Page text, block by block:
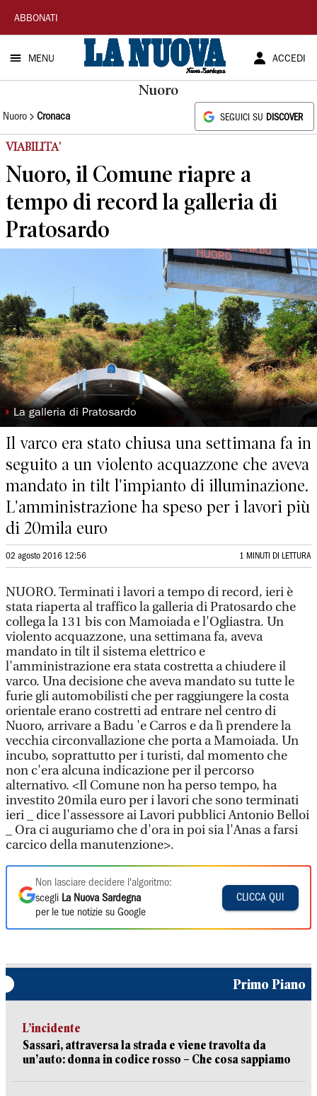
La
Nuova
Sardegna
ABBONATI
MENU ACCEDI
Nuoro
Nuoro Cronaca SEGUICI SU DISCOVER
VIABILITA'
Nuoro, il Comune riapre a
tempo di record la galleria di
Pratosardo
◗ La galleria di Pratosardo
Il varco era stato chiusa una settimana fa in
seguito a un violento acquazzone che aveva
mandato in tilt l'impianto di illuminazione.
L'amministrazione ha speso per i lavori più
di 20mila euro
02 agosto 2016 12:56 1 MINUTI DI LETTURA
NUORO. Terminati i lavori a tempo di record, ieri è
stata riaperta al traffico la galleria di Pratosardo che
collega la 131 bis con Mamoiada e l'Ogliastra. Un
violento acquazzone, una settimana fa, aveva
mandato in tilt il sistema elettrico e
l'amministrazione era stata costretta a chiudere il
varco. Una decisione che aveva mandato su tutte le
furie gli automobilisti che per raggiungere la costa
orientale erano costretti ad entrare nel centro di
Nuoro, arrivare a Badu 'e Carros e da lì prendere la
vecchia circonvallazione che porta a Mamoiada. Un
incubo, soprattutto per i turisti, dal momento che
non c'era alcuna indicazione per il percorso
alternativo. <Il Comune non ha perso tempo, ha
investito 20mila euro per i lavori che sono terminati
ieri _ dice l'assessore ai Lavori pubblici Antonio Belloi
_ Ora ci auguriamo che d'ora in poi sia l'Anas a farsi
carcico della manutenzione>.
Non lasciare decidere l'algoritmo:
scegli La Nuova Sardegna
per le tue notizie su Google
CLICCA QUI
Primo Piano
L’incidente
Sassari, attraversa la strada e viene travolta da
un’auto: donna in codice rosso – Che cosa sappiamo